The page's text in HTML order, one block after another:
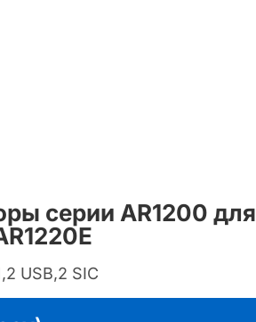
серии AR1200 для
USB,2 SIC